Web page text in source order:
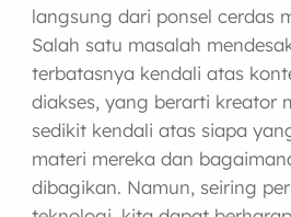
langsung dari ponsel cerdas
Salah satu masalah
terbatasnya kendali atas
diakses, yang berarti kreator
sedikit kendali atas siapa
materi mereka dan
dibagikan. Namun, seiring